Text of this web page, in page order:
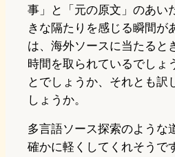
事」と「元の原文」のあい
きな隔たりを感じる瞬間が
は、海外ソースに当たると
時間を取られているでしょ
とでしょうか、それとも訳
しょうか。
多言語ソース探索のような
確かに軽くしてくれそうで